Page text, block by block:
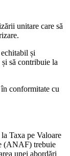
unitare care să
și
să contribuie la
conformitate cu
Taxa pe Valoare
(ANAF) trebuie
unei abordări